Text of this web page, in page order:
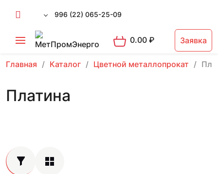
996 (22) 065-25-09
0.00₽ Заявка
Главная Каталог Цветной металлопрокат
Платина